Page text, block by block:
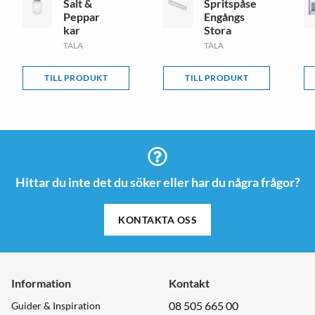
Salt &
Peppar
kar
TALA
TILL PRODUKT
Spritspåse
Engångs
Stora
TALA
TILL PRODUKT
Hittar du inte det du söker eller har du några frågor?
KONTAKTA OSS
Information
Guider & Inspiration
Kontakt
08 505 665 00